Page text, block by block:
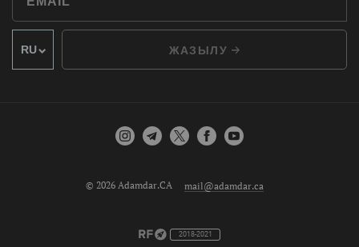
ЖАЗЫЛУ
© 2026 Adamdar.CA mail@adamdar.ca
2018-2021